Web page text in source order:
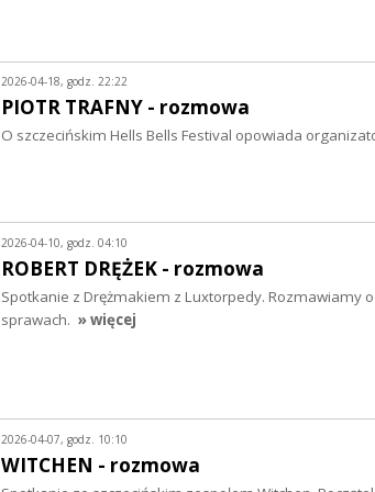
2026-04-18, godz. 22:22
PIOTR TRAFNY - rozmowa
O szczecińskim Hells Bells Festival opowiada
2026-04-10, godz. 04:10
ROBERT DRĘŻEK - rozmowa
Spotkanie z Drężmakiem z Luxtorpedy. Rozmawiamy
sprawach. » więcej
2026-04-07, godz. 10:10
WITCHEN - rozmowa